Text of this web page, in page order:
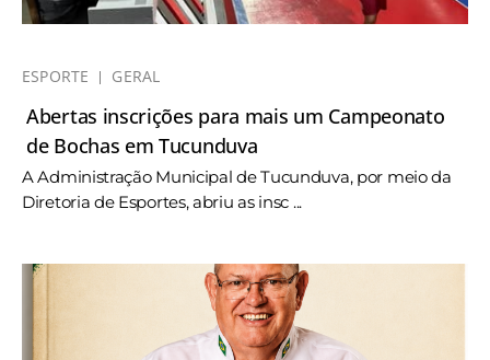
ESPORTE GERAL
Abertas inscrições para mais um Campeonato
de Bochas em Tucunduva
A Administração Municipal de Tucunduva, por meio da
Diretoria de Esportes, abriu as insc ...